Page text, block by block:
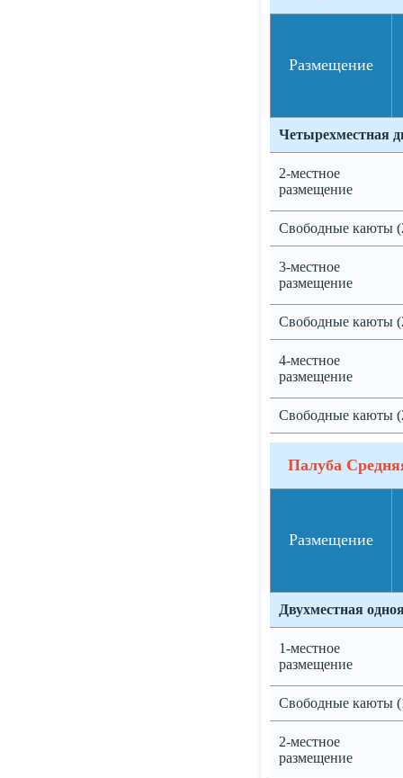
Размещение
Четырехместная
2-местное
размещение
Свободные каюты
3-местное
размещение
Свободные каюты
4-местное
размещение
Свободные каюты
Палуба
Размещение
Двухместная
1-местное
размещение
Свободные каюты
2-местное
размещение